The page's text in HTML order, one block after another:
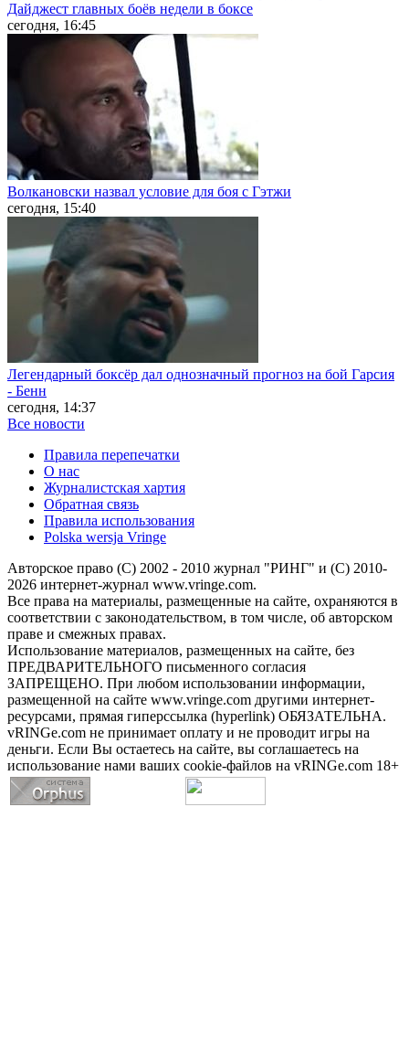
Дайджест главных боёв недели в боксе
сегодня, 16:45
Волкановски назвал условие для боя с Гэтжи
сегодня, 15:40
Легендарный боксёр дал однозначный прогноз на бой Гарсия
- Бенн
сегодня, 14:37
Все новости
Правила перепечатки
О нас
Журналистская хартия
Обратная связь
Правила использования
Polska wersja Vringe
Авторское право (С) 2002 - 2010 журнал "РИНГ" и (С) 2010-
2026 интернет-журнал www.vringe.com.
Все права на материалы, размещенные на сайте, охраняются в
соответствии с законодательством, в том числе, об авторском
праве и смежных правах.
Использование материалов, размещенных на сайте, без
ПРЕДВАРИТЕЛЬНОГО письменного согласия
ЗАПРЕЩЕНО. При любом использовании информации,
размещенной на сайте www.vringe.com другими интернет-
ресурсами, прямая гиперссылка (hyperlink) ОБЯЗАТЕЛЬНА.
vRINGe.com не принимает оплату и не проводит игры на
деньги. Если Вы остаетесь на сайте, вы соглашаетесь на
использование нами ваших cookie-файлов на vRINGe.com 18+